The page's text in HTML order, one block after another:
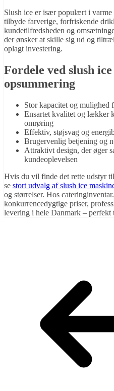
Slush ice er især populært i
tilbyde farverige, forfriskende
kundetilfredsheden og
der ønsker at skille sig ud og
oplagt investering.
Fordele ved slush
opsummering
Stor kapacitet og mulighed
Ensartet kvalitet og lækker
omrøring
Effektiv, støjsvag og
Brugervenlig betjening og
Attraktivt design, der øger
kundeoplevelsen
Hvis du vil finde det rette udstyr
se stort udvalg af slush ice
og størrelser. Hos
konkurrencedygtige priser,
levering i hele Danmark – perfekt